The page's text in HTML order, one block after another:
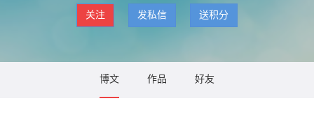
关注 发私信 送积分
博文 作品 好友